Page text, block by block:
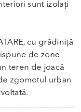
sunt izolați
cu grădiniță
de zone
teren de joacă
zgomotul urban